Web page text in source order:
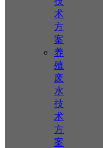
术
方
案
养
殖
废
水
技
术
方
案